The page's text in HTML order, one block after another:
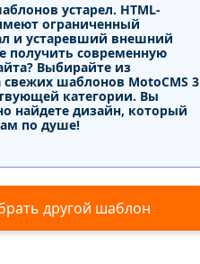
устарел. HTML-
ограниченный
и устаревший внешний
получить современную
Выбирайте из
шаблонов MotoCMS 3
категории. Вы
найдете дизайн, который
по душе!
другой шаблон